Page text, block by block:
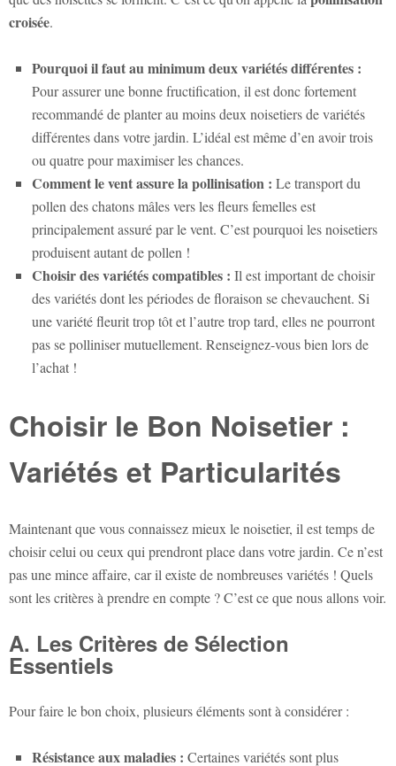
croisée.
Pourquoi il faut au minimum deux variétés différentes :
Pour assurer une bonne fructification, il est donc fortement
recommandé de planter au moins deux noisetiers de variétés
différentes dans votre jardin. L’idéal est même d’en avoir trois
ou quatre pour maximiser les chances.
Comment le vent assure la pollinisation : Le transport du
pollen des chatons mâles vers les fleurs femelles est
principalement assuré par le vent. C’est pourquoi les noisetiers
produisent autant de pollen !
Choisir des variétés compatibles : Il est important de choisir
des variétés dont les périodes de floraison se chevauchent. Si
une variété fleurit trop tôt et l’autre trop tard, elles ne pourront
pas se polliniser mutuellement. Renseignez-vous bien lors de
l’achat !
Choisir le Bon Noisetier :
Variétés et Particularités
Maintenant que vous connaissez mieux le noisetier, il est temps de
choisir celui ou ceux qui prendront place dans votre jardin. Ce n’est
pas une mince affaire, car il existe de nombreuses variétés ! Quels
sont les critères à prendre en compte ? C’est ce que nous allons voir.
A. Les Critères de Sélection
Essentiels
Pour faire le bon choix, plusieurs éléments sont à considérer :
Résistance aux maladies : Certaines variétés sont plus